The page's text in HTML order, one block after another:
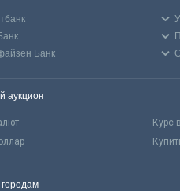
Банк
аукцион
Курс